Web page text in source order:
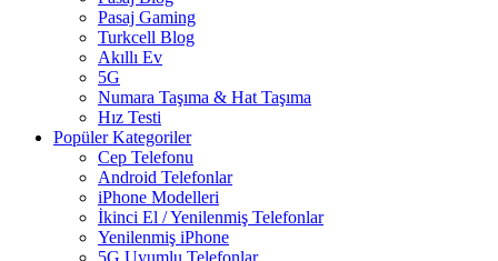
Pasaj Gaming
Turkcell Blog
Akıllı Ev
5G
Numara Taşıma & Hat Taşıma
Hız Testi
Popüler Kategoriler
Cep Telefonu
Android Telefonlar
iPhone Modelleri
İkinci El / Yenilenmiş Telefonlar
Yenilenmiş iPhone